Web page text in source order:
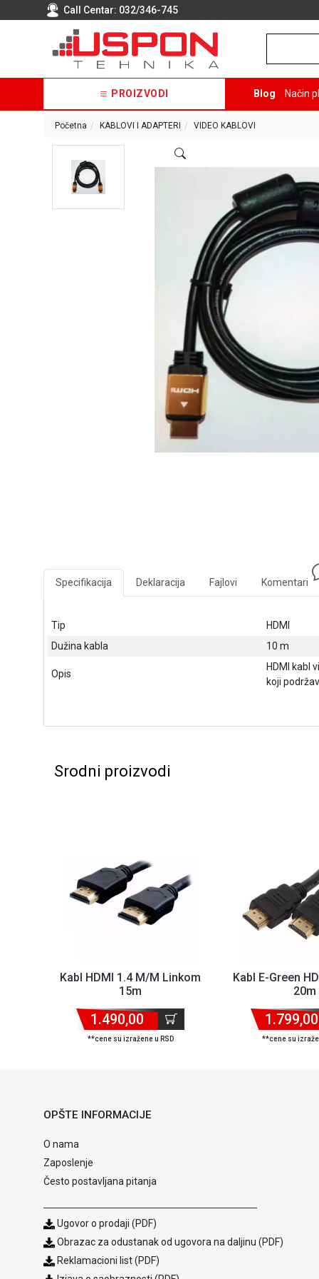
Call Centar: 032/346-745
PROIZVODI Blog Način
Početna KABLOVI I ADAPTERI VIDEO KABLOVI
Specifikacija Deklaracija Fajlovi Komentari
Tip
HDMI
Dužina kabla
10 m
Opis
HDMI kabl
koji
Srodni proizvodi
Kabl HDMI 1.4 M/M Linkom
15m
1.490,00
**cene su izražene u RSD
Kabl E-Green
20m
1.799,00
**cene su
OPŠTE INFORMACIJE
O nama
Zaposlenje
Često postavljana pitanja
Ugovor o prodaji (PDF)
Obrazac za odustanak od ugovora na daljinu (PDF)
Reklamacioni list (PDF)